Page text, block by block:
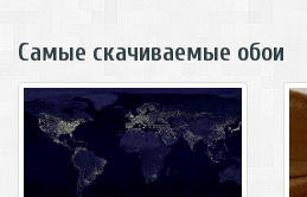
Самые скачиваемые обои